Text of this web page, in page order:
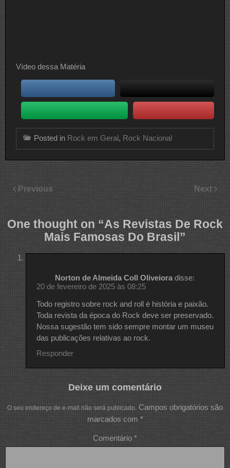
Vídeo dessa Matéria
Posted in Rock em Geral, Rock Nacional
Previous Next
One thought on “As Revistas De Rock
Mais Famosas Do Brasil ”
Norton de Almeida Coll Oliveiora disse:
20 de fevereiro de 2025 às 08:25
Todo registro sobre rock and roll é história e paixão.
Toda revista da época do Rock deve ser preservado.
Nossa sugestão tem sido sempre montar um museu
das publicações relativas ao rock.
Responder
Deixe um comentário
O seu endereço de e-mail não será publicado. Campos obrigatórios são
marcados com *
Comentário *